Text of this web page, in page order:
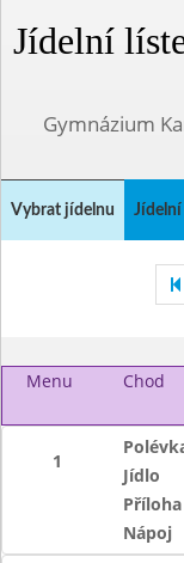
Jídelní
Gymnázium
Vybrat jídelnu
Menu Chod
1
Jídlo
Příloha
Nápoj